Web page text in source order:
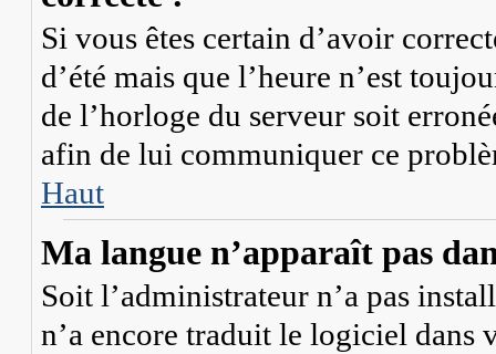
Si vous êtes certain d’avoir
d’été mais que l’heure n’est
de l’horloge du serveur soit
afin de lui communiquer ce
Haut
Ma langue n’apparaît pas
Soit l’administrateur n’a pas
n’a encore traduit le logiciel dans